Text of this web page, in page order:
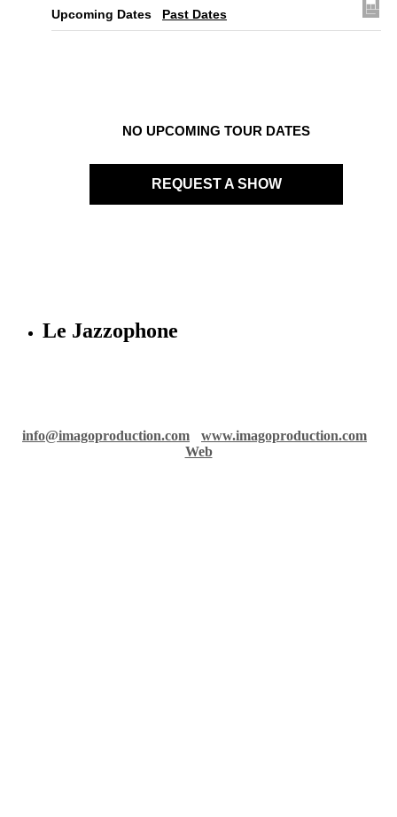
Upcoming Dates Past Dates
NO UPCOMING TOUR DATES
REQUEST A SHOW
Le Jazzophone
info@imagoproduction.com
www.imagoproduction.com
Web